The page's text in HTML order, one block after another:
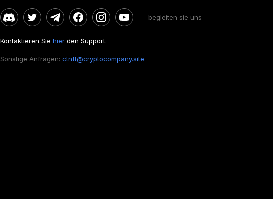
– begleiten sie uns
Kontaktieren Sie hierden Support.
Sonstige Anfragen: ctnft@cryptocompany.site